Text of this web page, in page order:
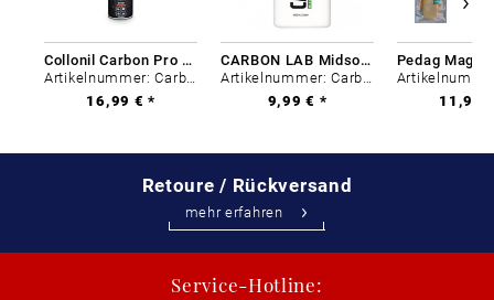
Collonil Carbon Pro 400 ml
Artikelnummer: Carbon-0
16,99 € *
CARBON LAB Midsole Cleaner
Artikelnummer: Carbon-0
9,99 € *
11,99
Retoure / Rückversand
mehr erfahren
Service-Hotline: